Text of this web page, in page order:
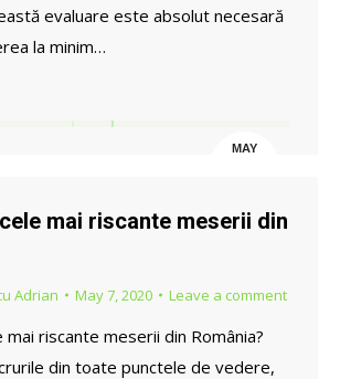
evaluare este absolut necesară
la minim…
MAY
mai riscante meserii din
Adrian May 7, 2020 Leave a comment
mai riscante meserii din România?
din toate punctele de vedere,